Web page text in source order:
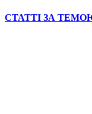
СТАТТІ ЗА